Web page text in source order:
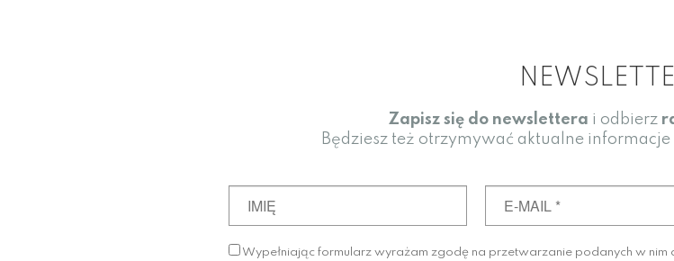
Zapisz się do newslettera i odbierz
Będziesz też otrzymywać aktualne
Wypełniając formularz wyrażam zgodę na przetwarzanie podanych w